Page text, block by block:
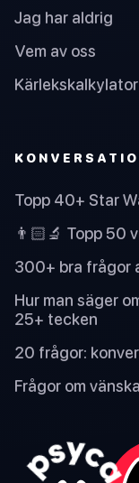
Jag har aldrig
Vem av oss
Kärlekskalkylator
Topp 40+ Star
👨🏻‍🔬 Topp 50
300+ bra frågor
Hur man säger
25+ tecken
20 frågor:
Frågor om